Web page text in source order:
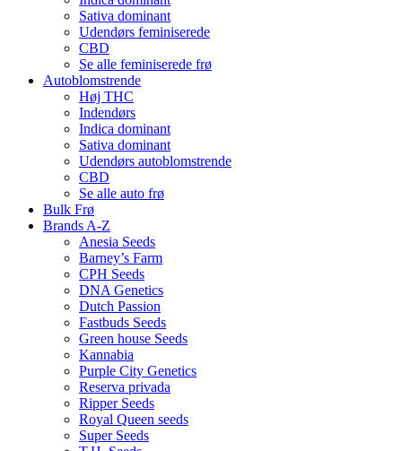
Sativa dominant
Udendørs feminiserede
CBD
Se alle feminiserede frø
Autoblomstrende
Høj THC
Indendørs
Indica dominant
Sativa dominant
Udendørs autoblomstrende
CBD
Se alle auto frø
Bulk Frø
Brands A-Z
Anesia Seeds
Barney’s Farm
CPH Seeds
DNA Genetics
Dutch Passion
Fastbuds Seeds
Green house Seeds
Kannabia
Purple City Genetics
Reserva privada
Ripper Seeds
Royal Queen seeds
Super Seeds